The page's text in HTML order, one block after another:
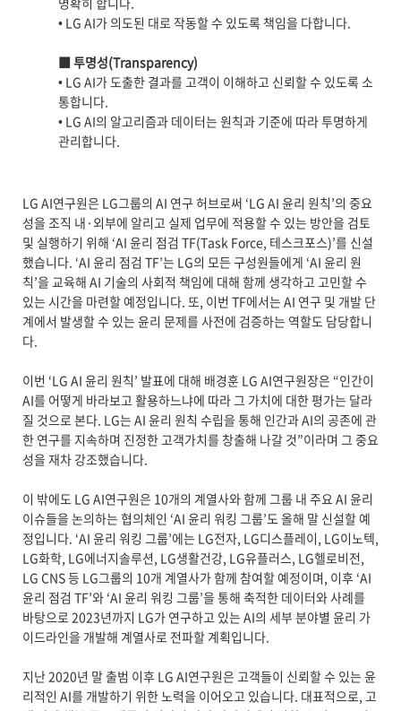
• LG AI가 의도된 대로 작동할 수 있도록 책임을 다합니다.
■ 투명성(Transparency)
• LG AI가 도출한 결과를 고객이 이해하고 신뢰할 수 있도록 소
통합니다.
• LG AI의 알고리즘과 데이터는 원칙과 기준에 따라 투명하게
관리합니다.
LG AI연구원은 LG그룹의 AI 연구 허브로써 ‘LG AI 윤리 원칙’의 중요
성을 조직 내 · 외부에 알리고 실제 업무에 적용할 수 있는 방안을 검토
및 실행하기 위해 ‘AI 윤리 점검 TF(Task Force, 테스크포스)’를 신설
했습니다. ‘AI 윤리 점검 TF’는 LG의 모든 구성원들에게 ‘AI 윤리 원
칙’을 교육해 AI 기술의 사회적 책임에 대해 함께 생각하고 고민할 수
있는 시간을 마련할 예정입니다. 또, 이번 TF에서는 AI 연구 및 개발 단
계에서 발생할 수 있는 윤리 문제를 사전에 검증하는 역할도 담당합니
다.
이번 ‘LG AI 윤리 원칙’ 발표에 대해 배경훈 LG AI연구원장은 “인간이
AI를 어떻게 바라보고 활용하느냐에 따라 그 가치에 대한 평가는 달라
질 것으로 본다. LG는 AI 윤리 원칙 수립을 통해 인간과 AI의 공존에 관
한 연구를 지속하며 진정한 고객가치를 창출해 나갈 것”이라며 그 중요
성을 재차 강조했습니다.
이 밖에도 LG AI연구원은 10개의 계열사와 함께 그룹 내 주요 AI 윤리
이슈들을 논의하는 협의체인 ‘AI 윤리 워킹 그룹’도 올해 말 신설할 예
정입니다. ‘AI 윤리 워킹 그룹’에는 LG전자, LG디스플레이, LG이노텍,
LG화학, LG에너지솔루션, LG생활건강, LG유플러스, LG헬로비전,
LG CNS 등 LG그룹의 10개 계열사가 함께 참여할 예정이며, 이후 ‘AI
윤리 점검 TF’와 ‘AI 윤리 워킹 그룹’을 통해 축적한 데이터와 사례를
바탕으로 2023년까지 LG가 연구하고 있는 AI의 세부 분야별 윤리 가
이드라인을 개발해 계열사로 전파할 계획입니다.
지난 2020년 말 출범 이후 LG AI연구원은 고객들이 신뢰할 수 있는 윤
리적인 AI를 개발하기 위한 노력을 이어오고 있습니다. 대표적으로, 고